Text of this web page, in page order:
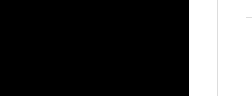
力学(RQM)から読み解く生命と主体性の物理的